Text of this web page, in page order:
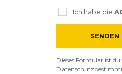
Ich habe die
SENDEN
Dieses Formular ist